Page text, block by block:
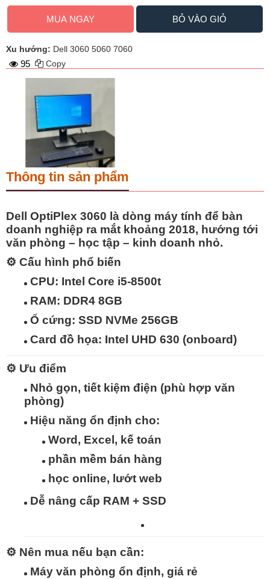
MUA NGAY BỎ VÀO GIỎ
Xu hướng: Dell 3060 5060 7060
95 Copy
Thông tin sản phẩm
Dell OptiPlex 3060 là dòng máy tính để bàn
doanh nghiệp ra mắt khoảng 2018, hướng tới
văn phòng – học tập – kinh doanh nhỏ.
⚙️ Cấu hình phổ biến
CPU: Intel Core i5-8500t
RAM: DDR4 8GB
Ổ cứng: SSD NVMe 256GB
Card đồ họa: Intel UHD 630 (onboard)
⚙️ Ưu điểm
Nhỏ gọn, tiết kiệm điện (phù hợp văn
phòng)
Hiệu năng ổn định cho:
Word, Excel, kế toán
phần mềm bán hàng
học online, lướt web
Dễ nâng cấp RAM + SSD
⚙️ Nên mua nếu bạn cần:
Máy văn phòng ổn định, giá rẻ